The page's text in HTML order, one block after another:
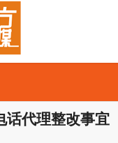
话代理整改事宜